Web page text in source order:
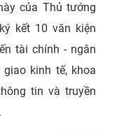
của Thủ tướng
kết 10 văn kiện
tài chính - ngân
kinh tế, khoa
tin và truyền